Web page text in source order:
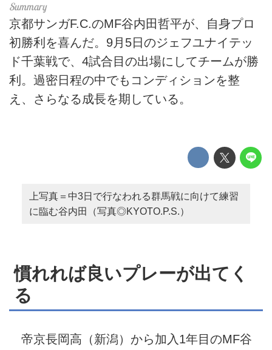
京都サンガF.C.のMF谷内田哲平が、自身プロ
初勝利を喜んだ。9月5日のジェフユナイテッ
ド千葉戦で、4試合目の出場にしてチームが勝
利。過密日程の中でもコンディションを整
え、さらなる成長を期している。
上写真＝中3日で行なわれる群馬戦に向けて練習
に臨む谷内田（写真◎KYOTO.P.S.）
慣れれば良いプレーが出てく
る
帝京長岡高（新潟）から加入1年目のMF谷